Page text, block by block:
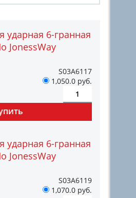
ударная 6-гранная
JonessWay
S03A6117
1,050.0 руб.
ударная 6-гранная
JonessWay
S03A6119
1,070.0 руб.